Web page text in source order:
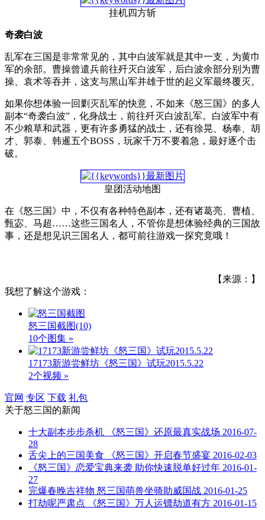
挂机四方斩
奇袭白波
乱军在三国是非常常见的，其中白波军就是其中一支，为黄巾
军的余部。曹操曾遣兵前往歼灭白波军，后白波余部分别为曹
操、袁术等吞并，这支与黑山军并雄于世的起义军最终覆灭。
如果你想体验一回剿灭乱军的快意，不如来《怒三国》的多人
副本“奇袭白波”，化身战士，前往歼灭白波乱军。白波军中有
不少粮草和武器，更有许多勇猛的战士，还有徐晃、杨奉、胡
才、郭泰、韩暹五个BOSS，玩家千万不要着急，最好逐个击
破。
皇团活动地图
在《怒三国》中，不仅有各种特色副本，还有诸葛亮、曹植、
甄宓、马超……这些三国名人，不管你是想体验经典的三国故
事，还是想见识三国名人，都可前往游戏一探究竟哦！
【来源：】
我想了解这个游戏：
怒三国截图(10)
10个图集 »
17173新游尝鲜坊《怒三国》试玩2015.5.22
2个视频 »
官网 专区 下载 礼包
关于怒三国的新闻
十大副本步步杀机 《怒三国》还原最真实战场 2016-07-
28
舌尖上的三国美食 《怒三国》开启春节盛宴 2016-02-03
《怒三国》恋爱宝典来袭 助你快速脱单好过年 2016-01-
27
完爆春晚吉祥物 怒三国萌兽坐骑助威国战 2016-01-25
打劫呢严肃点 《怒三国》万人运镖劫道有方 2016-01-15